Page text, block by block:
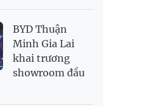
BYD Thuận
Minh Gia Lai
khai trương
showroom đầu